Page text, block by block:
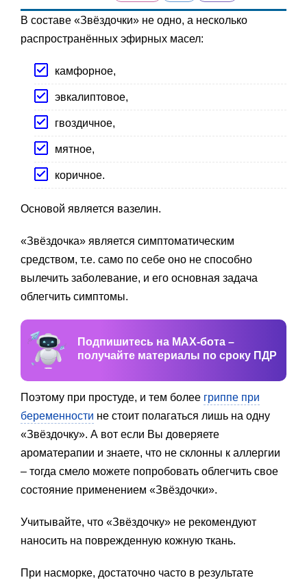
В составе «Звёздочки» не одно, а несколько
распространённых эфирных масел:
камфорное,
эвкалиптовое,
гвоздичное,
мятное,
коричное.
Основой является вазелин.
«Звёздочка» является симптоматическим
средством, т.е. само по себе оно не способно
вылечить заболевание, и его основная задача
облегчить симптомы.
Подпишитесь на MAX-бота –
получайте материалы по сроку ПДР
Поэтому при простуде, и тем более гриппе при
беременности не стоит полагаться лишь на одну
«Звёздочку». А вот если Вы доверяете
ароматерапии и знаете, что не склонны к аллергии
– тогда смело можете попробовать облегчить свое
состояние применением «Звёздочки».
Учитывайте, что «Звёздочку» не рекомендуют
наносить на поврежденную кожную ткань.
При насморке, достаточно часто в результате